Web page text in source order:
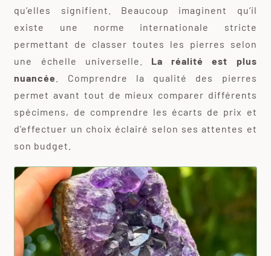
qu’elles signifient. Beaucoup imaginent qu’il
existe une norme internationale stricte
permettant de classer toutes les pierres selon
une échelle universelle. La réalité est plus
nuancée
. Comprendre la qualité des pierres
permet avant tout de mieux comparer différents
spécimens, de comprendre les écarts de prix et
d’effectuer un choix éclairé selon ses attentes et
son budget.